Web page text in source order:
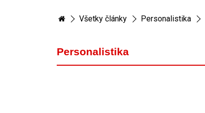
Všetky články Personalistika
Personalistika